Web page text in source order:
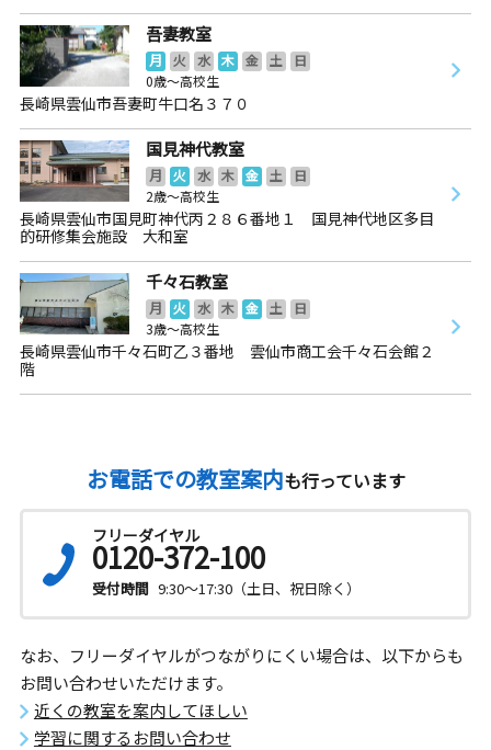
吾妻教室
月 火 水 木 金 土
日
0歳～高校生
長崎県雲仙市吾妻町牛口名３７０
国見神代教室
月 火 水 木 金 土
日
2歳～高校生
長崎県雲仙市国見町神代丙２８６番地１ 国見神代地区多目
的研修集会施設 大和室
千々石教室
月 火 水 木 金 土
日
3歳～高校生
長崎県雲仙市千々石町乙３番地 雲仙市商工会千々石会館２
階
お電話での教室案内も行っています
フリーダイヤル
0120-372-100
受付時間 9:30～17:30（土日、祝日除く）
なお、フリーダイヤルがつながりにくい場合は、以下からも
お問い合わせいただけます。
近くの教室を案内してほしい
学習に関するお問い合わせ